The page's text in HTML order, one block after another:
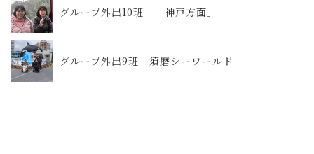
グループ外出10班 「神戸方面」
グループ外出9班 須磨シーワールド